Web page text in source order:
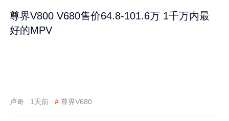
尊界V800 V680售价64.8-101.6万 1千万内最
好的MPV
卢奇 1天前 # 尊界V680